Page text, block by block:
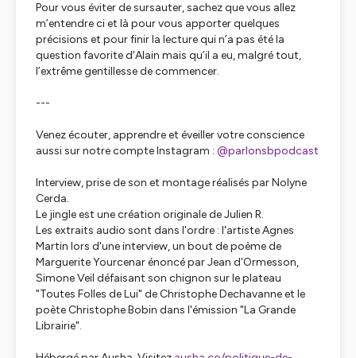
Pour vous éviter de sursauter, sachez que vous allez
m’entendre ci et là pour vous apporter quelques
précisions et pour finir la lecture qui n’a pas été la
question favorite d’Alain mais qu’il a eu, malgré tout,
l’extrême gentillesse de commencer.
---
Venez écouter, apprendre et éveiller votre conscience
aussi sur notre compte Instagram : @parlonsbpodcast
Interview, prise de son et montage réalisés par Nolyne
Cerda.
Le jingle est une création originale de Julien R.
Les extraits audio sont dans l'ordre : l'artiste Agnes
Martin lors d'une interview, un bout de poème de
Marguerite Yourcenar énoncé par Jean d'Ormesson,
Simone Veil défaisant son chignon sur le plateau
"Toutes Folles de Lui" de Christophe Dechavanne et le
poète Christophe Bobin dans l'émission "La Grande
Librairie".